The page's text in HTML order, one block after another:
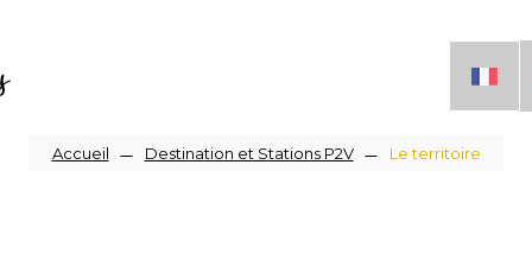
Fil
Accueil Destination et Stations P2V Le territoire